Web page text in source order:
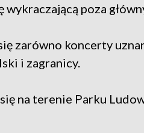
poza
zarówno koncerty
i zagranicy.
na terenie Parku